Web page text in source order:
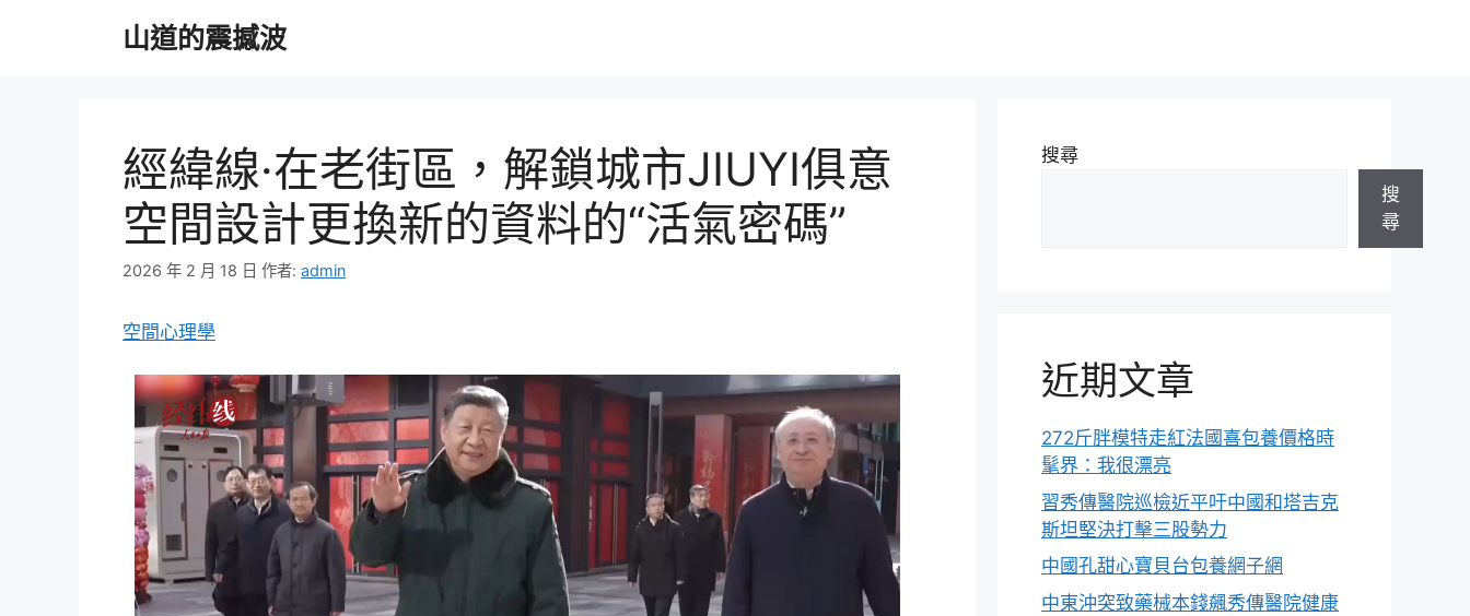
山道的震撼波
經緯線·在老街區，解鎖城市JIUYI俱意
空間設計更換新的資料的“活氣密碼”
2026 年 2 月 18 日 作者: admin
空間心理學
搜尋
搜
尋
近期文章
272斤胖模特走紅法國喜包養價格時
髦界：我很漂亮
習秀傳醫院巡檢近平吁中國和塔吉克
斯坦堅決打擊三股勢力
中國孔甜心寶貝台包養網子網
中東沖突致藥械本錢飆秀傳醫院健康